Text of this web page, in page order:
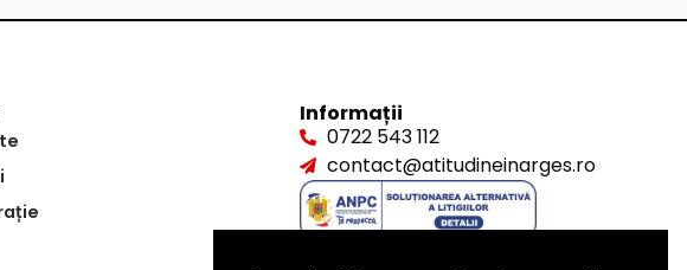
Informații
0722 543 112
contact@atitudineinarges.ro